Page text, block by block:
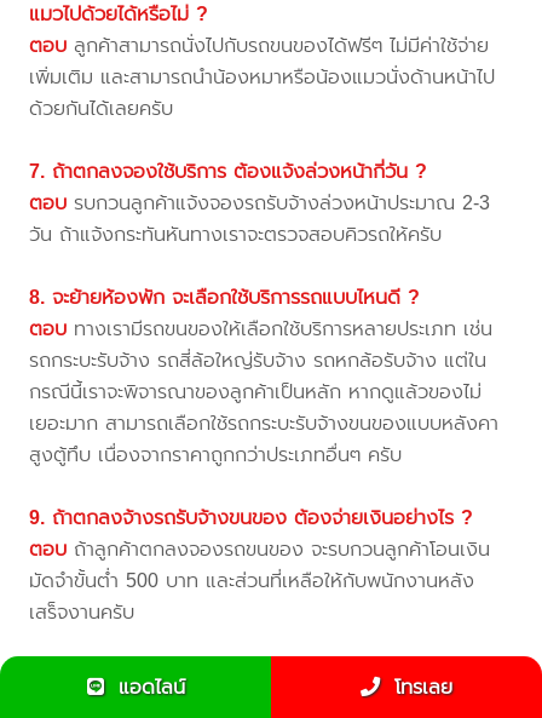
แมวไปด้วยได้หรือไม่ ?
ตอบ ลูกค้าสามารถนั่งไปกับรถขนของได้ฟรีๆ ไม่มีค่าใช้จ่าย
เพิ่มเติม และสามารถนำน้องหมาหรือน้องแมวนั่งด้านหน้าไป
ด้วยกันได้เลยครับ
7. ถ้าตกลงจองใช้บริการ ต้องแจ้งล่วงหน้ากี่วัน ?
ตอบ รบกวนลูกค้าแจ้งจองรถรับจ้างล่วงหน้าประมาณ 2-3
วัน ถ้าแจ้งกระทันหันทางเราจะตรวจสอบคิวรถให้ครับ
8. จะย้ายห้องพัก จะเลือกใช้บริการรถแบบไหนดี ?
ตอบ ทางเรามีรถขนของให้เลือกใช้บริการหลายประเภท เช่น
รถกระบะรับจ้าง รถสี่ล้อใหญ่รับจ้าง รถหกล้อรับจ้าง แต่ใน
กรณีนี้เราจะพิจารณาของลูกค้าเป็นหลัก หากดูแล้วของไม่
เยอะมาก สามารถเลือกใช้รถกระบะรับจ้างขนของแบบหลังคา
สูงตู้ทึบ เนื่องจากราคาถูกกว่าประเภทอื่นๆ ครับ
9. ถ้าตกลงจ้างรถรับจ้างขนของ ต้องจ่ายเงินอย่างไร ?
ตอบ ถ้าลูกค้าตกลงจองรถขนของ จะรบกวนลูกค้าโอนเงิน
มัดจำขั้นต่ำ 500 บาท และส่วนที่เหลือให้กับพนักงานหลัง
เสร็จงานครับ
10. แจ้งจองคิวรถขนของแล้ว หากมีการเปลี่ยนแปลงวันขน
ย้าย จะทำอย่างไร ?
แอดไลน์ โทรเลย